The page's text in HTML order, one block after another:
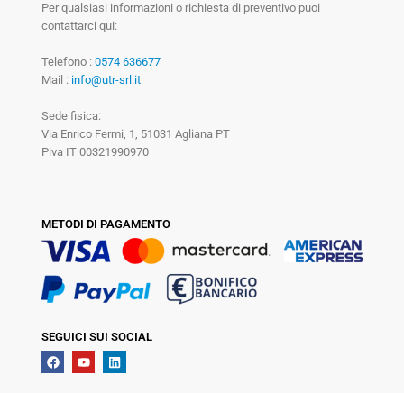
Per qualsiasi informazioni o richiesta di preventivo puoi
contattarci qui:
Telefono : 0574 636677
Mail : info@utr-srl.it
Sede fisica:
Via Enrico Fermi, 1, 51031 Agliana PT
Piva IT 00321990970
METODI DI PAGAMENTO
SEGUICI SUI SOCIAL